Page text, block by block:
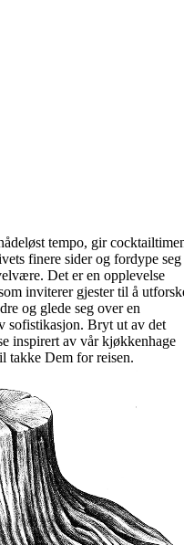
tempo, gir
finere sider og fordype
Det er en opplevelse
inviterer gjester til å
og glede seg over en
sofistikasjon. Bryt ut av det
inspirert av vår kjøkkenhage
takke Dem for reisen.